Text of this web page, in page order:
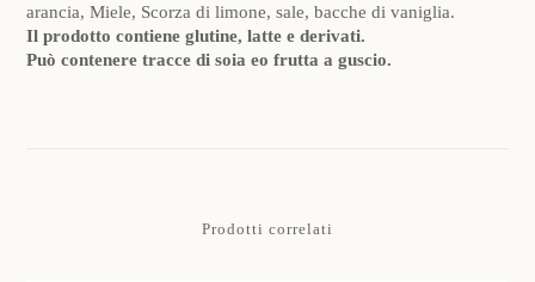
arancia, Miele, Scorza di limone, sale, bacche di vaniglia.
Il prodotto contiene glutine, latte e derivati.
Può contenere tracce di soia eo frutta a guscio.
Prodotti correlati